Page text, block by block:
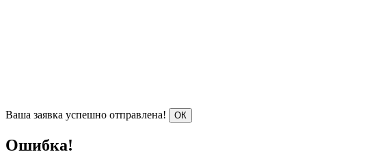
Ваша заявка успешно отправлена! ОК
Ошибка!